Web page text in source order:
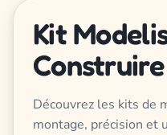
Kit
Construire
Découvrez les kits de
montage, précision et